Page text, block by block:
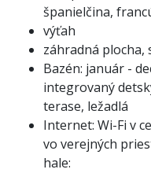
španielčina,
výťah
záhradná plocha,
Bazén: január -
integrovaný
terase, ležadlá
Internet: Wi-Fi v
vo verejných
hale: